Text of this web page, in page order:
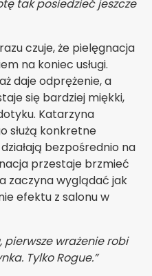
tak posiedzieć jeszcze
czuje, że pielęgnacja
na koniec usługi.
daje odprężenie, a
się bardziej miękki,
Katarzyna
służą konkretne
bezpośrednio na
przestaje brzmieć
zaczyna wyglądać jak
efektu z salonu w
pierwsze wrażenie robi
Tylko Rogue.”